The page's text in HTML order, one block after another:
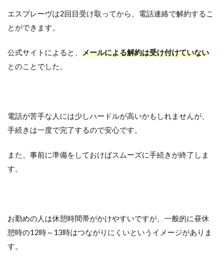
エスプレーヴは2回目受け取ってから、電話連絡で解約するこ
とができます。
公式サイトによると、 メールによる解約は受け付けていない
とのことでした。
電話が苦手な人には少しハードルが高いかもしれませんが、
手続きは一度で完了するので安心です。
また、事前に準備をしておけばスムーズに手続きが終了しま
す。
お勤めの人は休憩時間帯がかけやすいですが、一般的に昼休
憩時の12時～13時はつながりにくいというイメージがありま
す。